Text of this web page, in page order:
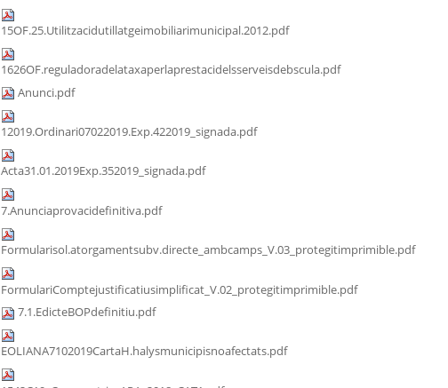
15OF.25.Utilitzacidutillatgeimobiliarimunicipal.2012.pdf
1626OF.reguladoradelataxaperlaprestacidelsserveisdebscula.pdf
Anunci.pdf
12019.Ordinari07022019.Exp.422019_signada.pdf
Acta31.01.2019Exp.352019_signada.pdf
7.Anunciaprovacidefinitiva.pdf
Formularisol.atorgamentsubv.directe_ambcamps_V.03_protegitimprimible.pdf
FormulariComptejustificatiusimplificat_V.02_protegitimprimible.pdf
7.1.EdicteBOPdefinitiu.pdf
EOLIANA7102019CartaH.halysmunicipisnoafectats.pdf